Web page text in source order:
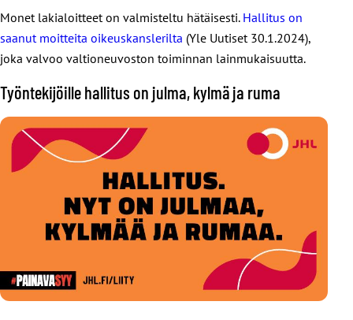
Monet lakialoitteet on valmisteltu hätäisesti. Hallitus on
saanut moitteita oikeuskanslerilta (Yle Uutiset 30.1.2024),
joka valvoo valtioneuvoston toiminnan lainmukaisuutta.
Työntekijöille hallitus on julma, kylmä ja ruma